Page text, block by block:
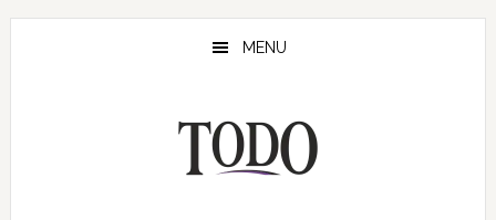
Saltar
Saltar
Saltar
MENU